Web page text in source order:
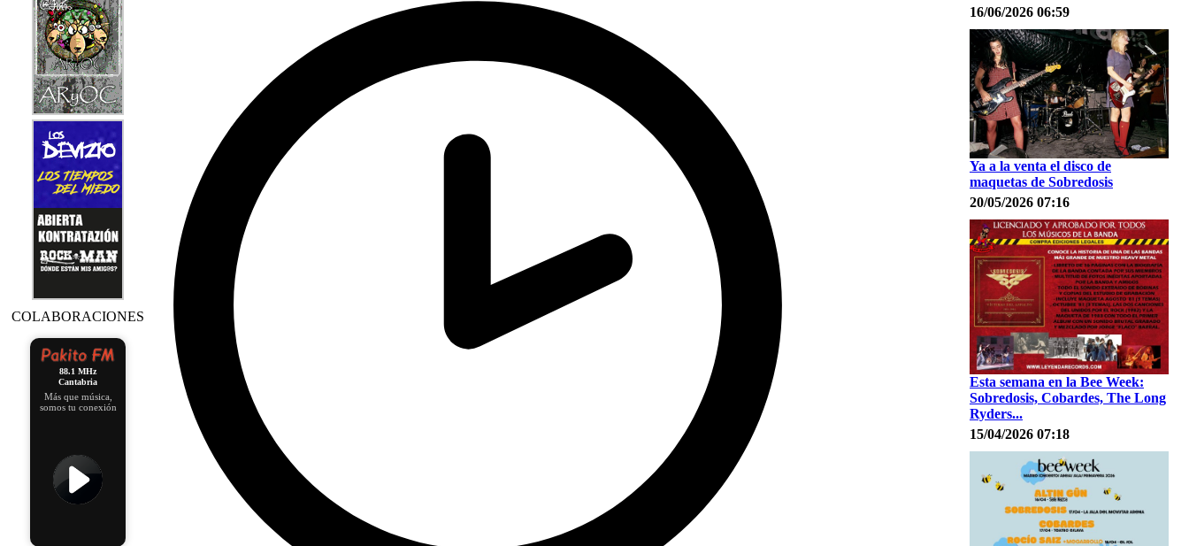
COLABORACIONES
88.1 MHz
Cantabria
Más que música,
somos tu conexión
16/06/2026 06:59
Ya a la venta el disco de
maquetas de Sobredosis
20/05/2026 07:16
Esta semana en la Bee Week:
Sobredosis, Cobardes, The Long
Ryders...
15/04/2026 07:18